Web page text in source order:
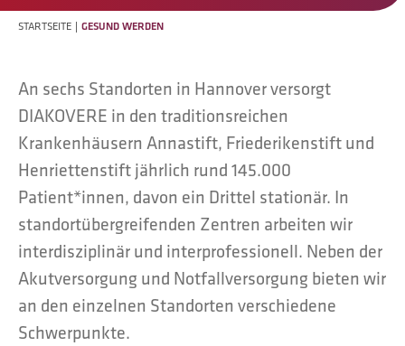
STARTSEITE GESUND WERDEN
An sechs Standorten in Hannover versorgt
DIAKOVERE in den traditionsreichen
Krankenhäusern Annastift, Friederikenstift und
Henriettenstift jährlich rund 145.000
Patient*innen, davon ein Drittel stationär. In
standortübergreifenden Zentren arbeiten wir
interdisziplinär und interprofessionell. Neben der
Akutversorgung und Notfallversorgung bieten wir
an den einzelnen Standorten verschiedene
Schwerpunkte.